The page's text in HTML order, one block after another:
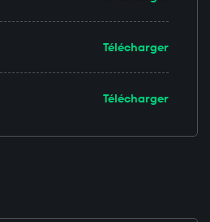
Télécharger
Télécharger